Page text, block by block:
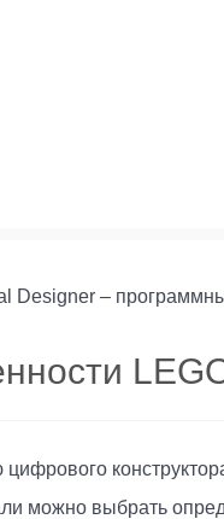
Designer –
можно выбрать